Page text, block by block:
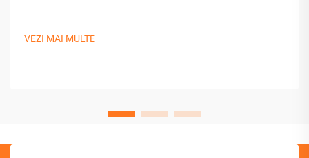
VEZI MAI MULTE